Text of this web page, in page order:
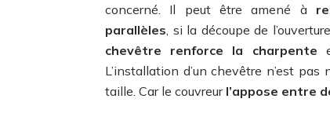
concerné. Il peut être amené à
parallèles, si la découpe de
chevêtre renforce la charpente
L’installation d’un chevêtre n’est
taille. Car le couvreur l’appose entre